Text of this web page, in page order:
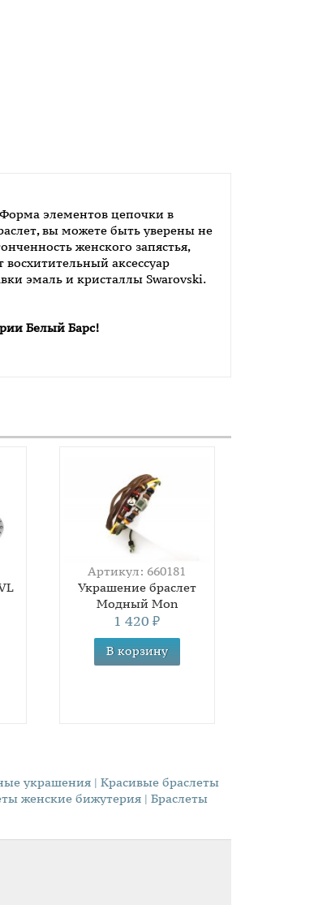
элементов цепочки в
вы можете быть уверены не
женского запястья,
аксессуар
эмаль и кристаллы Swarovski.
Белый Барс!
Артикул: 660181
Украшение браслет
Модный Mon
1 420₽
украшения | Красивые браслеты
женские бижутерия | Браслеты